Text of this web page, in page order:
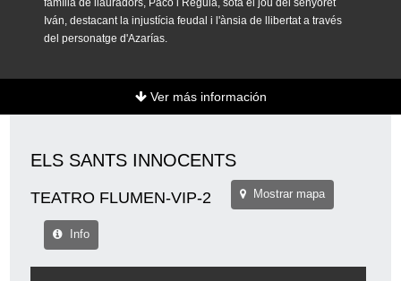
família de llauradors, Paco i Régula, sota el jou del senyoret
Iván, destacant la injustícia feudal i l'ànsia de llibertat a través
del personatge d'Azarías.
Ver más información
ELS SANTS INNOCENTS
TEATRO FLUMEN-VIP-2 Mostrar mapa
Info